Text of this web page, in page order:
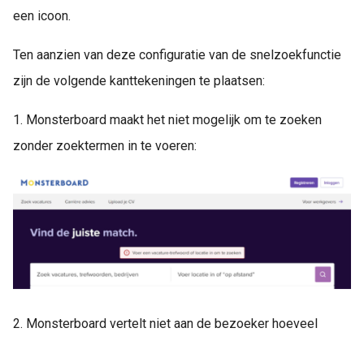
een icoon.
Ten aanzien van deze configuratie van de snelzoekfunctie
zijn de volgende kanttekeningen te plaatsen:
1. Monsterboard maakt het niet mogelijk om te zoeken
zonder zoektermen in te voeren:
2. Monsterboard vertelt niet aan de bezoeker hoeveel